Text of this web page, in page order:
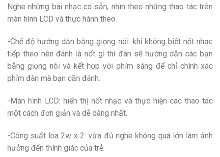
Nghe những bài nhạc có sẵn, nhìn theo những thao tác trên
màn hình LCD và thực hành theo.
-Chế độ hướng dẫn bằng giọng nói: khi không biết nốt nhạc
tiếp theo nên đánh là nốt gì thì đàn sẽ hướng dẫn các bạn
bằng giọng nói và kết hợp với phím sáng để chỉ chính xác
phím đàn mà bạn cần đánh.
-Màn hình LCD: hiển thị nốt nhạc và thực hiện các thao tác
một cách đơn giản và dễ dàng nhất.
-Công suất loa 2w x 2: vừa đủ nghe không quá lớn làm ảnh
hưởng đến thính giác của trẻ.